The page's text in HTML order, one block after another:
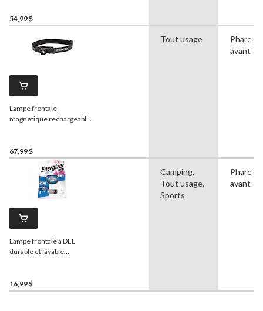
54,99 $
Lampe frontale
magnétique rechargeable
intempéries
XPH30R, noir
67,99 $
Tout usage
Phare
avant
Lampe frontale à DEL
durable et lavable
16,99 $
Camping,
Tout usage,
Sports
Phare
avant